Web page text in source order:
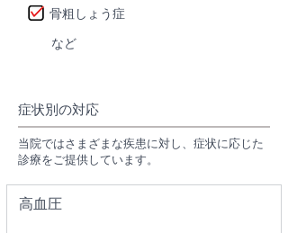
骨粗しょう症
など
症状別の対応
当院ではさまざまな疾患に対し、症状に応じた
診療をご提供しています。
高血圧